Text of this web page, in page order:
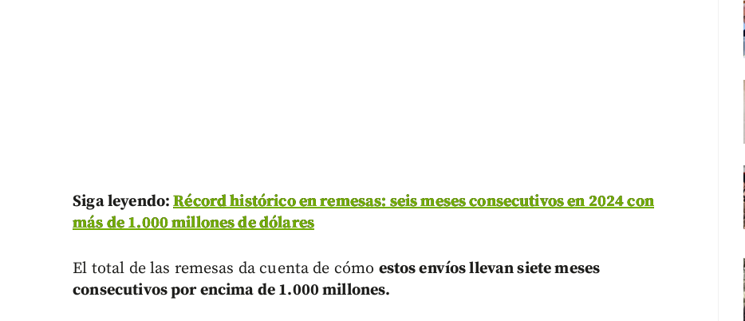
Siga leyendo:Récord histórico en remesas: seis meses consecutivos en 2024 con
más de 1.000 millones de dólares
El total de las remesas da cuenta de cómo estos envíos llevan siete meses
consecutivos por encima de 1.000 millones.